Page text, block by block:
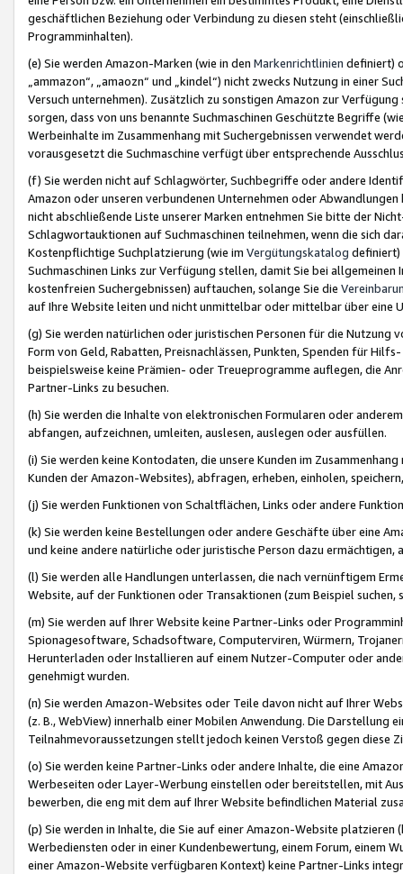
geschäftlichen Beziehung oder Verbindung zu diesen steht
Programminhalten).
(e) Sie werden Amazon-Marken (wie in den Markenrichtlinien definiert)
„ammazon“, „amaozn“ und „kindel“) nicht zwecks Nutzung in einer
Versuch unternehmen). Zusätzlich zu sonstigen Amazon zur
sorgen, dass von uns benannte Suchmaschinen Geschützte Begriffe
Werbeinhalte im Zusammenhang mit Suchergebnissen verwendet
vorausgesetzt die Suchmaschine verfügt über entsprechende
(f) Sie werden nicht auf Schlagwörter, Suchbegriffe oder andere
Amazon oder unseren verbundenen Unternehmen oder
nicht abschließende Liste unserer Marken entnehmen Sie bitte der
Schlagwortauktionen auf Suchmaschinen teilnehmen, wenn die sich
Kostenpflichtige Suchplatzierung (wie im Vergütungskatalog definiert)
Suchmaschinen Links zur Verfügung stellen, damit Sie bei
kostenfreien Suchergebnissen) auftauchen, solange Sie die
auf Ihre Website leiten und nicht unmittelbar oder mittelbar über eine
(g) Sie werden natürlichen oder juristischen Personen für die Nutzung
Form von Geld, Rabatten, Preisnachlässen, Punkten, Spenden für
beispielsweise keine Prämien- oder Treueprogramme auflegen, die
Partner-Links zu besuchen.
(h) Sie werden die Inhalte von elektronischen Formularen oder
abfangen, aufzeichnen, umleiten, auslesen, auslegen oder ausfüllen.
(i) Sie werden keine Kontodaten, die unsere Kunden im
Kunden der Amazon-Websites), abfragen, erheben, einholen,
(j) Sie werden Funktionen von Schaltflächen, Links oder andere
(k) Sie werden keine Bestellungen oder andere Geschäfte über eine
und keine andere natürliche oder juristische Person dazu
(l) Sie werden alle Handlungen unterlassen, die nach vernünftigem
Website, auf der Funktionen oder Transaktionen (zum Beispiel
(m) Sie werden auf Ihrer Website keine Partner-Links oder
Spionagesoftware, Schadsoftware, Computerviren, Würmern,
Herunterladen oder Installieren auf einem Nutzer-Computer oder
genehmigt wurden.
(n) Sie werden Amazon-Websites oder Teile davon nicht auf Ihrer
(z. B., WebView) innerhalb einer Mobilen Anwendung. Die Darstellung
Teilnahmevoraussetzungen stellt jedoch keinen Verstoß gegen diese
(o) Sie werden keine Partner-Links oder andere Inhalte, die eine
Werbeseiten oder Layer-Werbung einstellen oder bereitstellen, mit
bewerben, die eng mit dem auf Ihrer Website befindlichen Material
(p) Sie werden in Inhalte, die Sie auf einer Amazon-Website
Werbediensten oder in einer Kundenbewertung, einem Forum, einem
einer Amazon-Website verfügbaren Kontext) keine Partner-Links